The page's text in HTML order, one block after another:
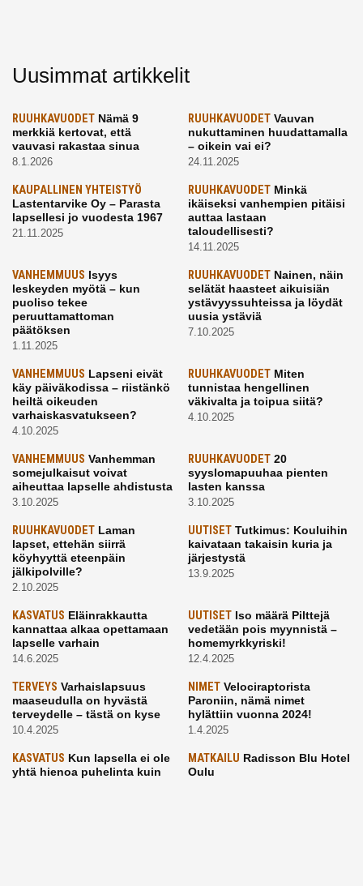
Uusimmat artikkelit
RUUHKAVUODET Nämä 9
merkkiä kertovat, että
vauvasi rakastaa sinua
8.1.2026
RUUHKAVUODETVauvan
nukuttaminen huudattamalla
– oikein vai ei?
24.11.2025
KAUPALLINEN YHTEISTYÖ
Lastentarvike Oy – Parasta
lapsellesi jo vuodesta 1967
21.11.2025
RUUHKAVUODETMinkä
ikäiseksi vanhempien pitäisi
auttaa lastaan
taloudellisesti?
14.11.2025
VANHEMMUUS Isyys
leskeyden myötä – kun
puoliso tekee
peruuttamattoman
päätöksen
1.11.2025
RUUHKAVUODETNainen, näin
selätät haasteet aikuisiän
ystävyyssuhteissa ja löydät
uusia ystäviä
7.10.2025
VANHEMMUUS Lapseni eivät
käy päiväkodissa – riistänkö
heiltä oikeuden
varhaiskasvatukseen?
4.10.2025
RUUHKAVUODETMiten
tunnistaa hengellinen
väkivalta ja toipua siitä?
4.10.2025
VANHEMMUUS Vanhemman
somejulkaisut voivat
aiheuttaa lapselle ahdistusta
3.10.2025
RUUHKAVUODET20
syyslomapuuhaa pienten
lasten kanssa
3.10.2025
RUUHKAVUODET Laman
lapset, ettehän siirrä
köyhyyttä eteenpäin
jälkipolville?
2.10.2025
UUTISETTutkimus: Kouluihin
kaivataan takaisin kuria ja
järjestystä
13.9.2025
KASVATUS Eläinrakkautta
kannattaa alkaa opettamaan
lapselle varhain
14.6.2025
UUTISETIso määrä Pilttejä
vedetään pois myynnistä –
homemyrkkyriski!
12.4.2025
TERVEYS Varhaislapsuus
maaseudulla on hyvästä
terveydelle – tästä on kyse
10.4.2025
NIMETVelociraptorista
Paroniin, nämä nimet
hylättiin vuonna 2024!
1.4.2025
KASVATUS Kun lapsella ei ole
yhtä hienoa puhelinta kuin
MATKAILU Radisson Blu Hotel
Oulu